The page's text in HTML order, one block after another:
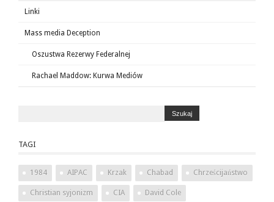
Linki
Mass media Deception
Oszustwa Rezerwy Federalnej
Rachael Maddow: Kurwa Mediów
TAGI
1984 AIPAC Krzak Chabad Chrześcijaństwo
Christian syjonizm CIA David Cole